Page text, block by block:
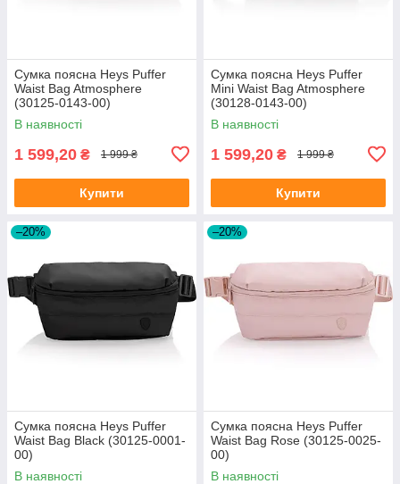
Сумка поясна Heys Puffer
Waist Bag Atmosphere
(30125-0143-00)
В наявності
1 599,20 ₴ 1 999 ₴
Купити
Сумка поясна Heys Puffer
Mini Waist Bag Atmosphere
(30128-0143-00)
В наявності
1 599,20 ₴ 1 999 ₴
Купити
–20%
Сумка поясна Heys Puffer
Waist Bag Black (30125-0001-
00)
В наявності
–20%
Сумка поясна Heys Puffer
Waist Bag Rose (30125-0025-
00)
В наявності